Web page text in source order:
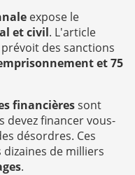
expose le
et civil. L'article
des sanctions
et 75
financièressont
devez financer vous-
désordres. Ces
de milliers
.